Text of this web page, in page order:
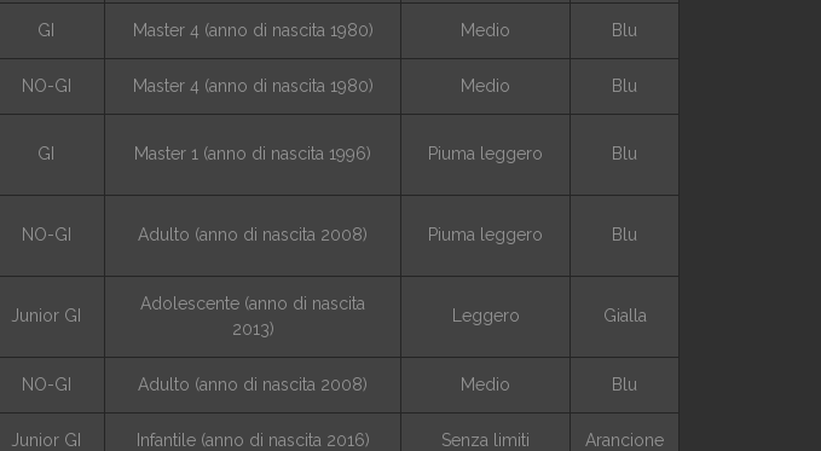
GI Master 4 (anno di nascita 1980) Medio Blu
NO-GI Master 4 (anno di nascita 1980) Medio Blu
GI Master 1 (anno di nascita 1996) Piuma leggero Blu
NO-GI Adulto (anno di nascita 2008) Piuma leggero Blu
Junior GI
Adolescente (anno di nascita
2013)
Leggero Gialla
NO-GI Adulto (anno di nascita 2008) Medio Blu
Junior GI Infantile (anno di nascita 2016) Senza limiti Arancione